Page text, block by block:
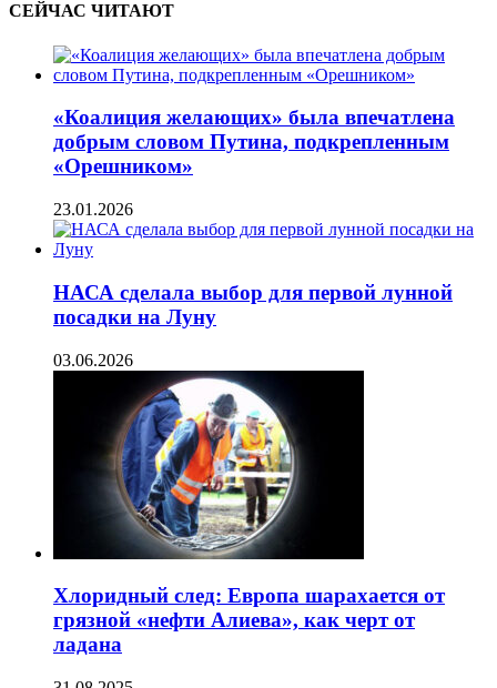
СЕЙЧАС ЧИТАЮТ
«Коалиция желающих» была впечатлена
добрым словом Путина, подкрепленным
«Орешником»
23.01.2026
НАСА сделала выбор для первой лунной
посадки на Луну
03.06.2026
Хлоридный след: Европа шарахается от
грязной «нефти Алиева», как черт от
ладана